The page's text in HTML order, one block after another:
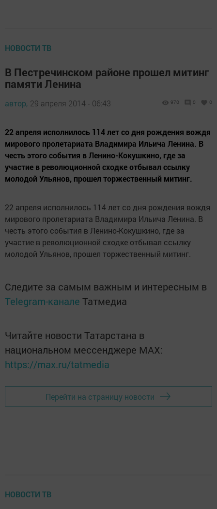
НОВОСТИ ТВ
В Пестречинском районе прошел митинг
памяти Ленина
автор, 29 апреля 2014 - 06:43 970 0 0
22 апреля исполнилось 114 лет со дня рождения вождя
мирового пролетариата Владимира Ильича Ленина. В
честь этого события в Ленино-Кокушкино, где за
участие в революционной сходке отбывал ссылку
молодой Ульянов, прошел торжественный митинг.
22 апреля исполнилось 114 лет со дня рождения вождя
мирового пролетариата Владимира Ильича Ленина. В
честь этого события в Ленино-Кокушкино, где за
участие в революционной сходке отбывал ссылку
молодой Ульянов, прошел торжественный митинг.
Следите за самым важным и интересным в
Telegram-канале Татмедиа
Читайте новости Татарстана в
национальном мессенджере MАХ:
https://max.ru/tatmedia
Перейти на страницу новости
НОВОСТИ ТВ